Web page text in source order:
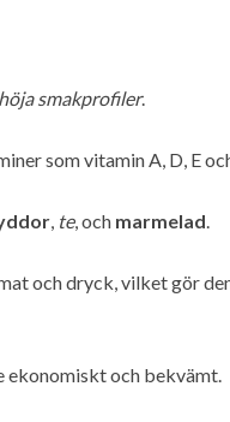
smakprofiler.
som vitamin A, D, E
te, och marmelad
och dryck, vilket gör
ekonomiskt och bekvämt.